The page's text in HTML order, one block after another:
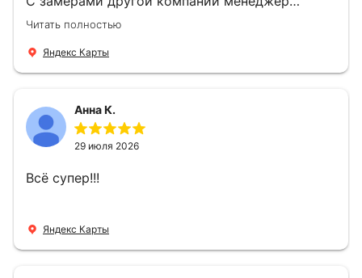
компании Филлип, быстро предоставил нам
варианты дверей, монтаж тоже был очень
четкий, позвонили, согласовали и установили
Читать полностью
Яндекс Карты
Анна К.
29 июля 2026
Всё супер!!!
Яндекс Карты